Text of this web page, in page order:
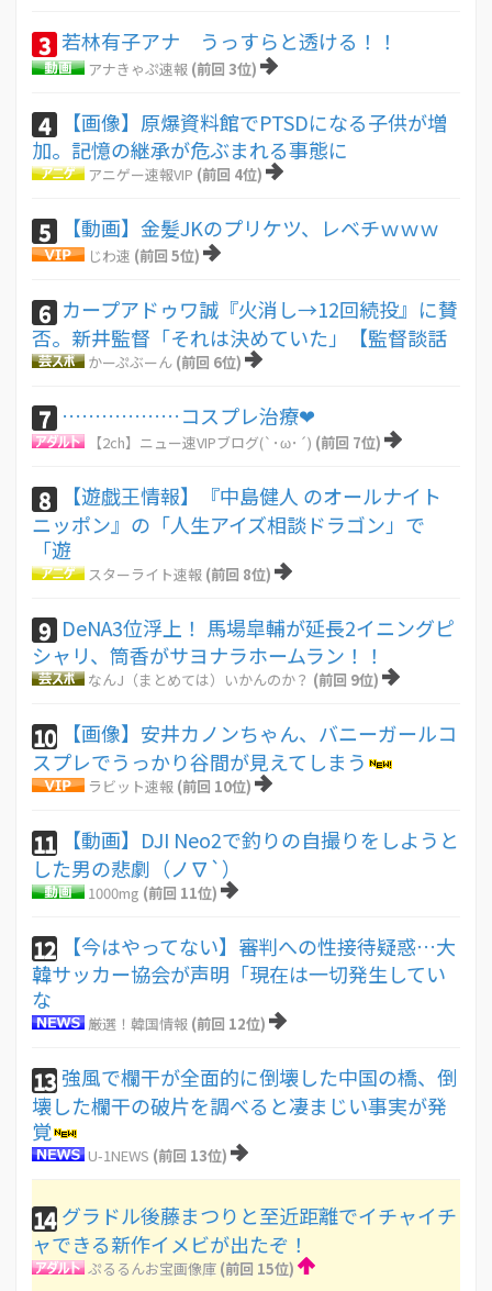
3 若林有子アナ うっすらと透ける！！
アナきゃぷ速報 (前回 3位)
4
【画像】原爆資料館でPTSDになる子供が増
加。記憶の継承が危ぶまれる事態に
アニゲー速報VIP (前回 4位)
5 【動画】金髪JKのプリケツ、レベチｗｗｗ
じわ速 (前回 5位)
6 カープアドゥワ誠『火消し→12回続投』に賛
否。新井監督「それは決めていた」【監督談話
かーぷぶーん (前回 6位)
7 ………………コスプレ治療❤
【2ch】ニュー速VIPブログ(`･ω･´) (前回 7位)
8
【遊戯王情報】『中島健人 のオールナイト
ニッポン』の「人生アイズ相談ドラゴン」で
「遊
スターライト速報 (前回 8位)
9 DeNA3位浮上！ 馬場皐輔が延長2イニングピ
シャリ、筒香がサヨナラホームラン！！
なんJ（まとめては）いかんのか？ (前回 9位)
10
【画像】安井カノンちゃん、バニーガールコ
スプレでうっかり谷間が見えてしまう
ラビット速報 (前回 10位)
11
【動画】DJI Neo2で釣りの自撮りをしようと
した男の悲劇（ノ∇`）
1000mg (前回 11位)
12
【今はやってない】審判への性接待疑惑…大
韓サッカー協会が声明「現在は一切発生してい
な
厳選！韓国情報 (前回 12位)
13 強風で欄干が全面的に倒壊した中国の橋、倒
壊した欄干の破片を調べると凄まじい事実が発
覚
U-1NEWS (前回 13位)
14 グラドル後藤まつりと至近距離でイチャイチ
ャできる新作イメビが出たぞ！
ぷるるんお宝画像庫 (前回 15位)